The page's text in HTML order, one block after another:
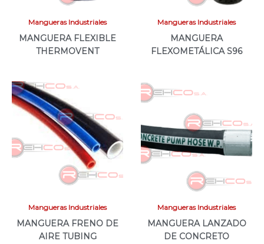
Mangueras Industriales
MANGUERA FLEXIBLE
THERMOVENT
Mangueras Industriales
MANGUERA
FLEXOMETÁLICA S96
Mangueras Industriales
MANGUERA FRENO DE
AIRE TUBING
Mangueras Industriales
MANGUERA LANZADO
DE CONCRETO